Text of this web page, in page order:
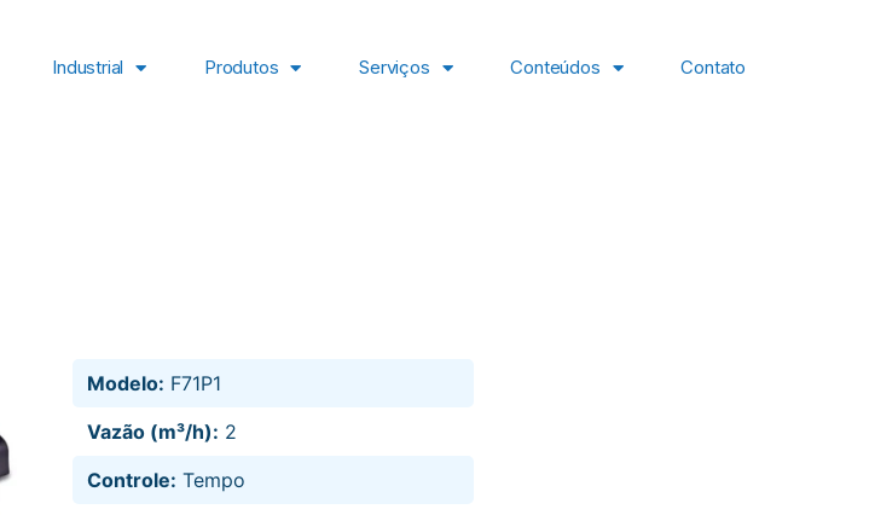
Industrial Produtos Serviços Conteúdos Contato
Modelo: F71P1
Vazão (m³/h): 2
Controle: Tempo